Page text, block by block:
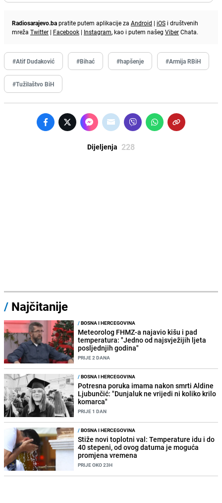
Radiosarajevo.bapratite putem aplikacije za Android | iOS i društvenih
mreža Twitter | Facebook | Instagram, kao i putem našeg ViberChata.
#Atif Dudaković #Bihać #hapšenje #Armija RBiH
#Tužilaštvo BiH
Dijeljenja 228
/ Najčitanije
/BOSNA I HERCEGOVINA
Meteorolog FHMZ-a najavio kišu i pad
temperatura: "Jedno od najsvježijih ljeta
posljednjih godina"
PRIJE 2 DANA
/BOSNA I HERCEGOVINA
Potresna poruka imama nakon smrti Aldine
Ljubunčić: "Dunjaluk ne vrijedi ni koliko krilo
komarca"
PRIJE 1 DAN
/BOSNA I HERCEGOVINA
Stiže novi toplotni val: Temperature idu i do
40 stepeni, od ovog datuma je moguća
promjena vremena
PRIJE OKO 23H